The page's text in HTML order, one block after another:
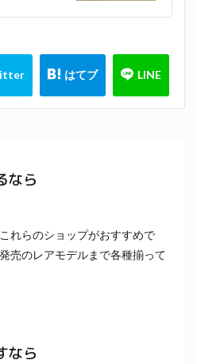
なら
れらのショップがおすすめで
売のレアモデルまで各種揃って
なら